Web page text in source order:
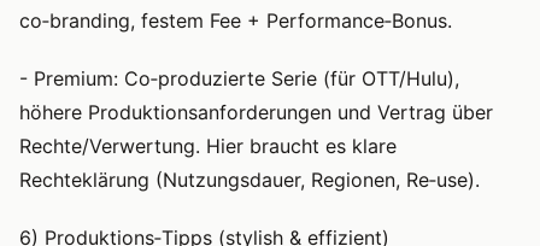
co‑branding, festem Fee + Performance‑Bonus.
- Premium: Co‑produzierte Serie (für OTT/Hulu),
höhere Produktionsanforderungen und Vertrag über
Rechte/Verwertung. Hier braucht es klare
Rechteklärung (Nutzungsdauer, Regionen, Re‑use).
6) Produktions‑Tipps (stylish & effizient)